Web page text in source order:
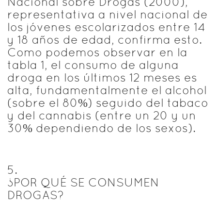
representativa a nivel nacional de
los jóvenes escolarizados entre 14
y 18 años de edad, confirma esto.
Como podemos observar en la
tabla 1, el consumo de alguna
droga en los últimos 12 meses es
alta, fundamentalmente el alcohol
(sobre el 80%) seguido del tabaco
y del cannabis (entre un 20 y un
30% dependiendo de los sexos).
5.
¿POR QUÉ SE CONSUMEN
DROGAS?